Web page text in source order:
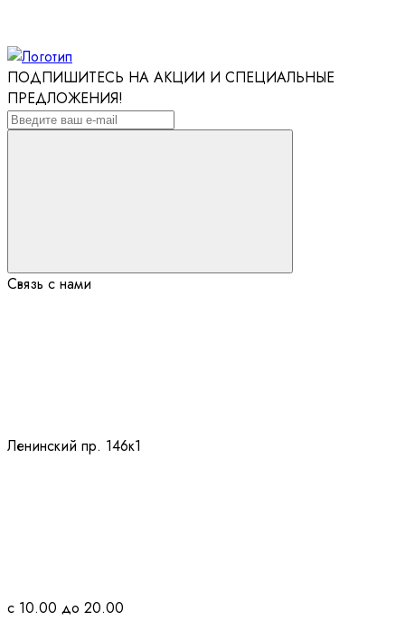
ПОДПИШИТЕСЬ НА АКЦИИ И СПЕЦИАЛЬНЫЕ
ПРЕДЛОЖЕНИЯ!
Связь с нами
Ленинский пр. 146к1
с 10.00 до 20.00